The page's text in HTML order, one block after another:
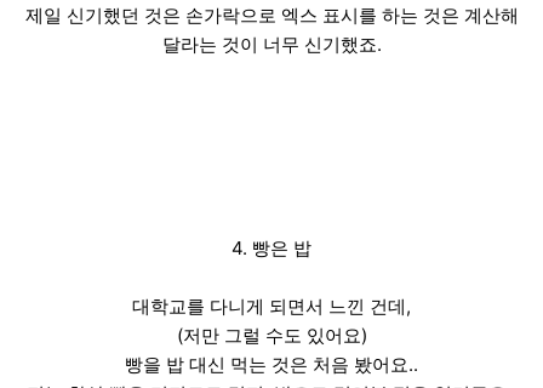
제일 신기했던 것은 손가락으로 엑스 표시를 하는 것은 계산해
달라는 것이 너무 신기했죠.
4. 빵은 밥
대학교를 다니게 되면서 느낀 건데,
(저만 그럴 수도 있어요)
빵을 밥 대신 먹는 것은 처음 봤어요..